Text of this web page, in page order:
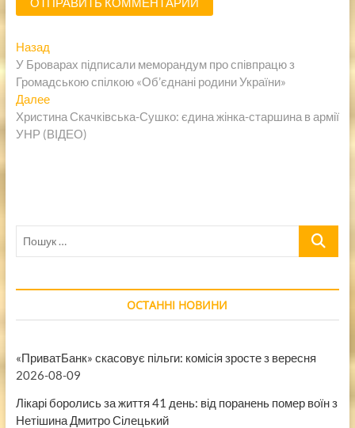
Навигация
по
записям
НазадПредыдущая
запись:
У Броварах підписали меморандум про співпрацю з
Громадською спілкою «Об’єднані родини України»
ДалееСледующая
запись:
Христина Скачківська-Сушко: єдина жінка-старшина в армії
УНР (ВІДЕО)
Пошук
ОСТАННІ НОВИНИ
«ПриватБанк» скасовує пільги: комісія зросте з вересня
2026-08-09
Лікарі боролись за життя 41 день: від поранень помер воїн з
Нетішина Дмитро Сілецький